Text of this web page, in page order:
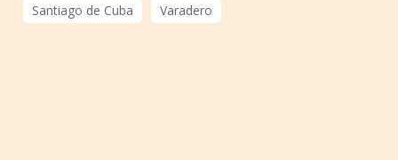
Santiago de Cuba
Varadero